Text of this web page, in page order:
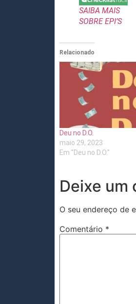
SAIBA MAIS
SOBRE EPI’S
Relacionado
Deu no D.O.
maio 29, 2023
Em "Deu no D.O."
Deixe um
O seu endereço de
Comentário *